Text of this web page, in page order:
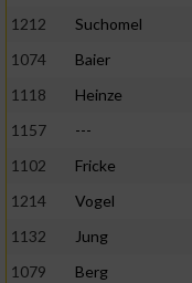
1212
Suchomel
1074
Baier
1118
Heinze
1157
---
1102
Fricke
1214
Vogel
1132
Jung
1079
Berg